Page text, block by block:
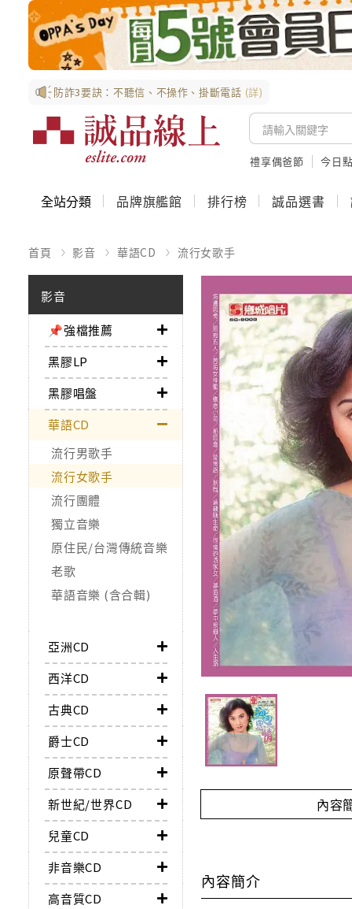
防詐3要訣：不聽信、不操作、掛斷電話 (詳)
禮享偶爸節 今日
全站分類 品牌旗艦館 排行榜 誠品選書
首頁 影音 華語CD 流行女歌手
影音
📌強檔推薦
黑膠LP
黑膠唱盤
華語CD
流行男歌手
流行女歌手
流行團體
獨立音樂
原住民/台灣傳統音樂
老歌
華語音樂 (含合輯)
亞洲CD
西洋CD
古典CD
爵士CD
原聲帶CD
新世紀/世界CD
兒童CD
非音樂CD
高音質CD
內容
內容簡介